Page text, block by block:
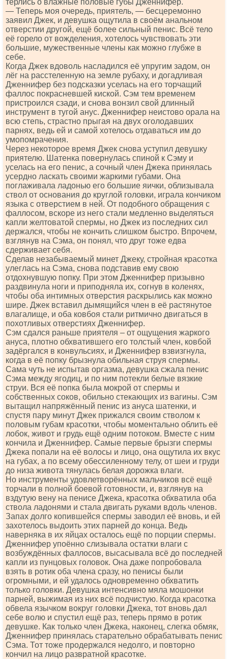
тёрлись о влажные половые губы Дженнифер.
— Теперь моя очередь, приятель, — бесцеремонно
заявил Джек, и девушка ощутила в своём анальном
отверстии другой, ещё более сильный пенис. Всё тело
её горело от вожделения, хотелось чувствовать эти
большие, мужественные члены как можно глубже в
себе.
Когда Джек вдоволь насладился её упругим задом, он
лёг на расстеленную на земле рубаху, и догадливая
Дженнифер без подсказки уселась на его торчащий
фаллос покрасневшей киской. Сэм тем временем
пристроился сзади, и снова вонзил свой длинный
инструмент в тугой анус. Дженнифер неистово орала на
всю степь, страстно прыгая на двух оголодавших
парнях, ведь ей и самой хотелось отдаваться им до
умопомрачения.
Через некоторое время Джек снова уступил девушку
приятелю. Шатенка повернулась спиной к Сэму и
уселась на его пенис, а сочный член Джека принялась
усердно ласкать своими жаркими губами. Она
поглаживала ладонью его большие яички, облизывала
ствол от основания до круглой головки, играла кончиком
языка с отверстием в ней. От подобного обращения с
фаллосом, вскоре из него стали медленно выделяться
капли желтоватой спермы, но Джек из последних сил
держался, чтобы не кончить слишком быстро. Впрочем,
взглянув на Сэма, он понял, что друг тоже едва
сдерживает себя.
Сделав незабываемый минет Джеку, стройная красотка
улеглась на Сэма, снова подставив ему свою
отдохнувшую попку. При этом Дженнифер призывно
раздвинула ноги и приподняла их, согнув в коленях,
чтобы оба интимных отверстия раскрылись как можно
шире. Джек вставил дымящийся член в её растянутое
влагалище, и оба ковбоя стали ритмично двигаться в
похотливых отверстиях Дженнифер.
Сэм сдался раньше приятеля – от ощущения жаркого
ануса, плотно обхватившего его толстый член, ковбой
задёргался в конвульсиях, и Дженнифер взвизгнула,
когда в её попку брызнула обильная струя спермы.
Сама чуть не испытав оргазма, девушка сжала пенис
Сэма между ягодиц, и по ним потекли белые вязкие
струи. Вся её попка была мокрой от спермы и
собственных соков, обильно стекающих из вагины. Сэм
вытащил напряжённый пенис из ануса шатенки, и
спустя пару минут Джек прижался своим стволом к
половым губам красотки, чтобы моментально облить её
лобок, живот и грудь ещё одним потоком. Вместе с ним
кончила и Дженнифер. Самые первые брызги спермы
Джека попали на её волосы и лицо, она ощутила их вкус
на губах, а по всему обессиленному телу, от шеи и груди
до низа живота тянулась белая дорожка влаги.
Но инструменты удовлетворённых мальчиков всё ещё
торчали в полной боевой готовности, и, взглянув на
вздутую вену на пенисе Джека, красотка обхватила оба
ствола ладонями и стала двигать руками вдоль членов.
Запах долго копившейся спермы заводил её вновь, и ей
захотелось выдоить этих парней до конца. Ведь
наверняка в их яйцах осталось ещё по порции спермы.
Дженнифер упоённо слизывала остатки влаги с
возбуждённых фаллосов, высасывала всё до последней
капли из пунцовых головок. Она даже попробовала
взять в ротик оба члена сразу, но пенисы были
огромными, и ей удалось одновременно обхватить
только головки. Девушка интенсивно мяла мошонки
парней, выжимая из них всё подчистую. Когда красотка
обвела язычком вокруг головки Джека, тот вновь дал
себе волю и спустил ещё раз, теперь прямо в ротик
девушке. Как только член Джека, наконец, слегка обмяк,
Дженнифер принялась старательно обрабатывать пенис
Сэма. Тот тоже продержался недолго, и повторно
кончил на лицо развратной красотке.